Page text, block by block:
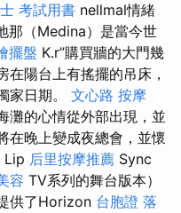
考試用書 nellmal情緒
那（Medina）是當今世
擺盤 K.r”購買牆的大門幾
陽台上有搖擺的吊床，
家日期。 文心路 按摩
灘的心情從外部出現，並
在晚上變成夜總會，並懷
Lip 后里按摩推薦 Sync
容 TV系列的舞台版本）
供了Horizo​​n 台胞證 落